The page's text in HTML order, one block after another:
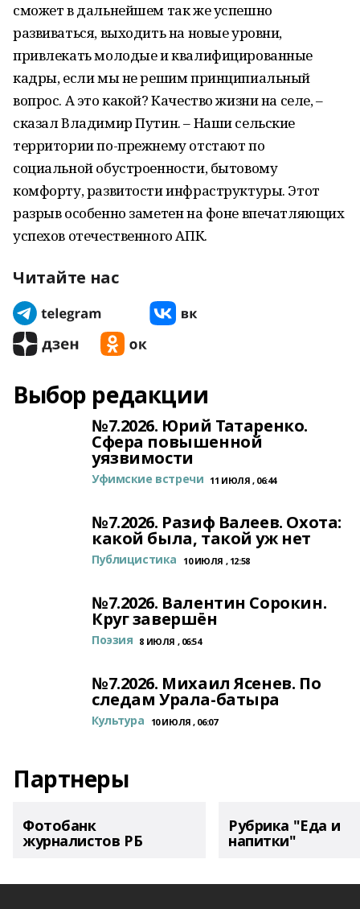
сможет в дальнейшем так же успешно
развиваться, выходить на новые уровни,
привлекать молодые и квалифицированные
кадры, если мы не решим принципиальный
вопрос. А это какой? Качество жизни на селе, –
сказал Владимир Путин. – Наши сельские
территории по-прежнему отстают по
социальной обустроенности, бытовому
комфорту, развитости инфраструктуры. Этот
разрыв особенно заметен на фоне впечатляющих
успехов отечественного АПК.
Читайте нас
Выбор редакции
№7.2026. Юрий Татаренко.
Сфера повышенной
уязвимости
Уфимские встречи 11 ИЮЛЯ , 06:44
№7.2026. Разиф Валеев. Охота:
какой была, такой уж нет
Публицистика 10 ИЮЛЯ , 12:58
№7.2026. Валентин Сорокин.
Круг завершён
Поэзия 8 ИЮЛЯ , 06:54
№7.2026. Михаил Ясенев. По
следам Урала-батыра
Культура 10 ИЮЛЯ , 06:07
Партнеры
Фотобанк
журналистов РБ
Рубрика "Еда и
напитки"